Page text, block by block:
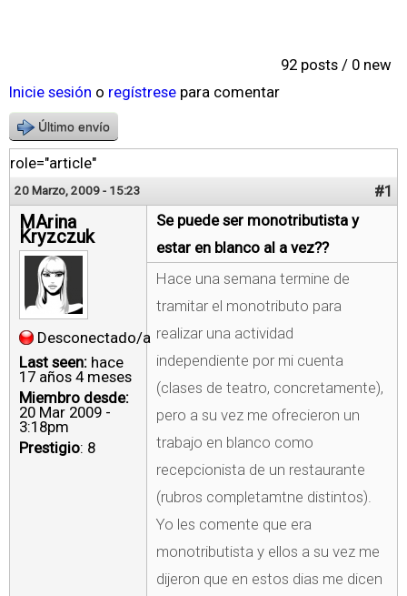
92 posts / 0 new
Inicie sesión o regístrese para comentar
Último envío
role="article"
20 Marzo, 2009 - 15:23 #1
MArina
Kryzczuk
Desconectado/a
Last seen: hace
17 años 4 meses
Miembro desde:
20 Mar 2009 -
3:18pm
Prestigio: 8
Se puede ser monotributista y
estar en blanco al a vez??
Hace una semana termine de
tramitar el monotributo para
realizar una actividad
independiente por mi cuenta
(clases de teatro, concretamente),
pero a su vez me ofrecieron un
trabajo en blanco como
recepcionista de un restaurante
(rubros completamtne distintos).
Yo les comente que era
monotributista y ellos a su vez me
dijeron que en estos dias me dicen